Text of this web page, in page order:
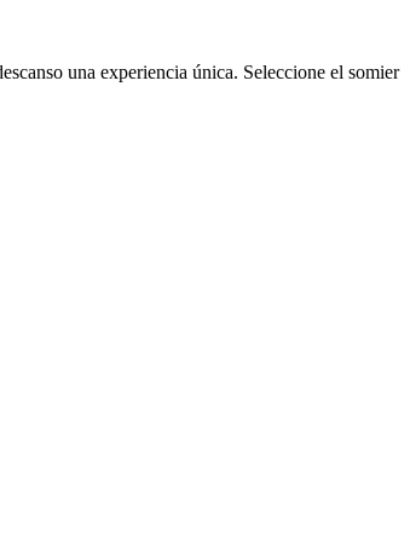
una experiencia única. Seleccione el somier